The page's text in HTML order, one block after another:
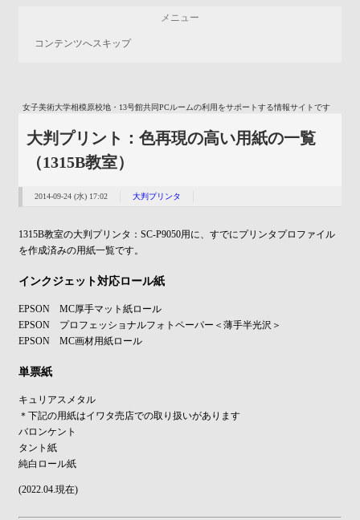
メニュー
コンテンツへスキップ
女子美術大学相模原校地・13号館共同PCルームの利用をサポートする情報サイトです
大判プリント：色再現の高い用紙の一覧
（1315B教室）
2014-09-24 (水) 17:02 大判プリンタ
1315B教室の大判プリンタ：SC-P9050用に、すでにプリンタプロファイル
を作成済みの用紙一覧です。
インクジェット対応ロール紙
EPSON MC厚手マット紙ロール
EPSON プロフェッショナルフォトペーパー＜薄手半光沢＞
EPSON MC画材用紙ロール
単票紙
キュリアスメタル
＊下記の用紙はイワタ売店での取り扱いがあります
バロンケント
タント紙
純白ロール紙
(2022.04.現在)